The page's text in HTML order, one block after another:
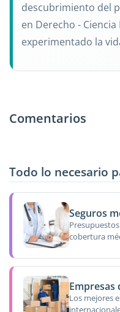
descubrimiento del
en Derecho -
experimentado la
Comentarios
Todo lo necesario
Seguros
cobertura
Empresas
Los mejores